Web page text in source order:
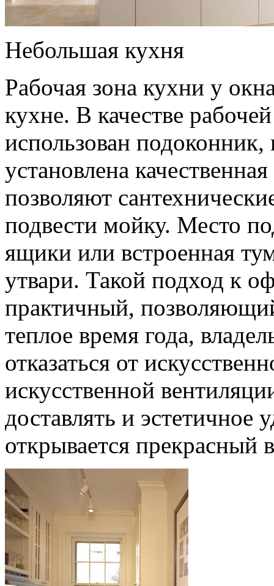
Небольшая кухня
Рабочая зона кухни у
кухне. В качестве
использован подоконник,
установлена
позволяют
подвести мойку. Место
ящики или встроенная
утвари. Такой подход к
практичный,
теплое время года,
отказаться от
искусственной
доставлять и эстетичное
открывается прекрасный